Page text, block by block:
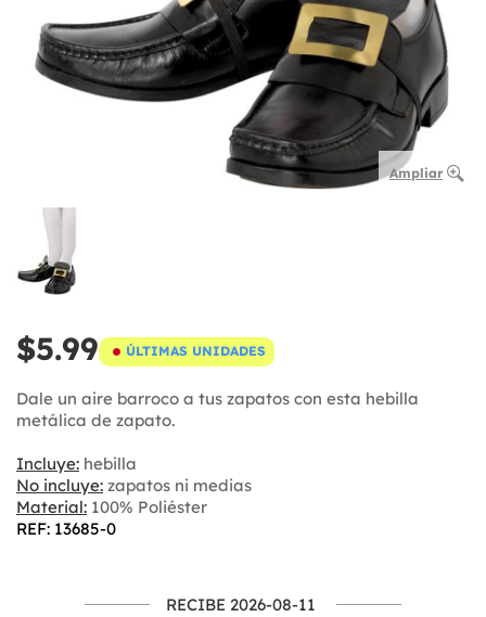
Ampliar
$5.99 ÚLTIMAS UNIDADES
Dale un aire barroco a tus zapatos con esta hebilla
metálica de zapato.
Incluye: hebilla
No incluye: zapatos ni medias
Material: 100% Poliéster
REF: 13685-0
RECIBE 2026-08-11